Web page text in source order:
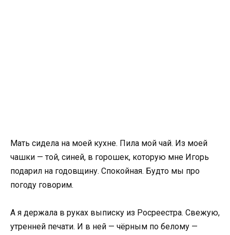
Мать сидела на моей кухне. Пила мой чай. Из моей
чашки — той, синей, в горошек, которую мне Игорь
подарил на годовщину. Спокойная. Будто мы про
погоду говорим.
А я держала в руках выписку из Росреестра. Свежую,
утренней печати. И в ней — чёрным по белому —